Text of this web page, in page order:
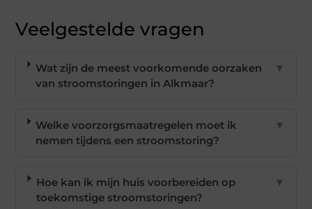
Veelgestelde vragen
Wat zijn de meest voorkomende oorzaken
van stroomstoringen in Alkmaar?
▼
Welke voorzorgsmaatregelen moet ik
nemen tijdens een stroomstoring?
▼
Hoe kan ik mijn huis voorbereiden op
toekomstige stroomstoringen?
▼